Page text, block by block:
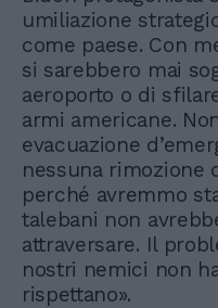
umiliazione
come paese. Con
si sarebbero mai
aeroporto o di
armi americane.
evacuazione
nessuna rimozione
perché avremmo
talebani non
attraversare. Il
nostri nemici non
rispettano».